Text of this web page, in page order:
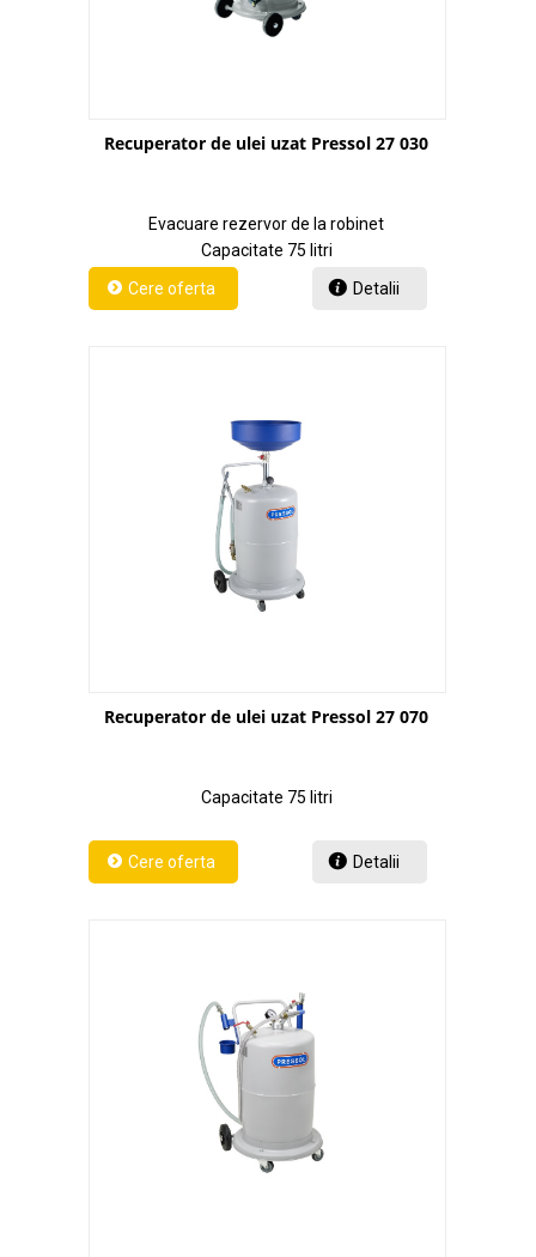
Recuperator de ulei uzat Pressol 27 030
Evacuare rezervor de la robinet
Capacitate 75 litri
Detalii
Recuperator de ulei uzat Pressol 27 070
Capacitate 75 litri
Detalii